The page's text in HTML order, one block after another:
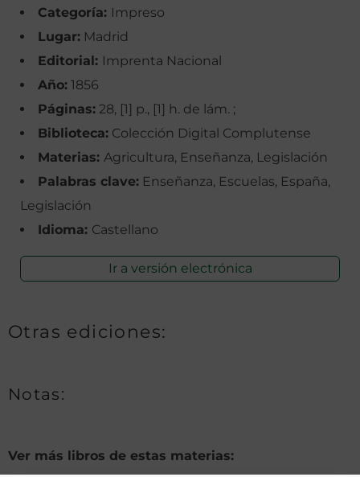
Categoría: Impreso
Lugar: Madrid
Editorial: Imprenta Nacional
Año: 1856
Páginas: 28, [1] p., [1] h. de lám. ;
Biblioteca: Colección Digital Complutense
Materias: Agricultura, Enseñanza, Legislación
Palabras clave: Enseñanza, Escuelas, España,
Legislación
Idioma: Castellano
Ir a versión electrónica
Otras ediciones:
Notas:
Ver más libros de estas materias: